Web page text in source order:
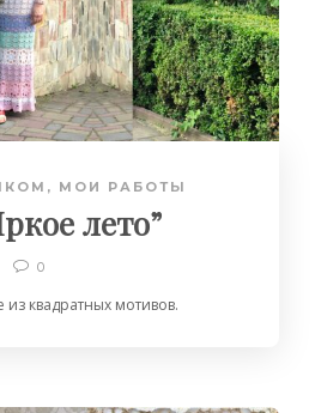
, МОИ РАБОТЫ
лето”
0
из квадратных мотивов.